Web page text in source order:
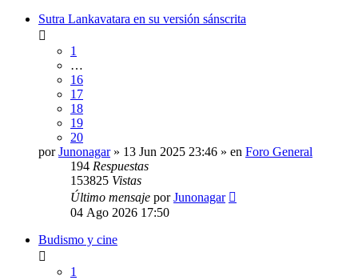
Sutra Lankavatara en su versión sánscrita
1
…
16
17
18
19
20
porJunonagar» 13 Jun 2025 23:46 » en Foro General
194 Respuestas
153825 Vistas
Último mensaje porJunonagar
04 Ago 2026 17:50
Budismo y cine
1